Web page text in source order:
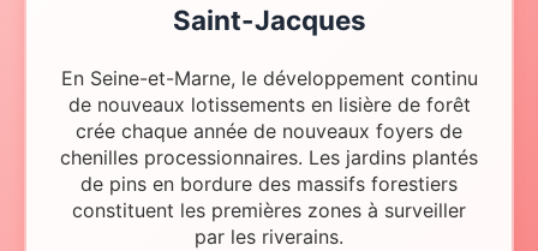
Saint-Jacques
En Seine-et-Marne, le développement continu
de nouveaux lotissements en lisière de forêt
crée chaque année de nouveaux foyers de
chenilles processionnaires. Les jardins plantés
de pins en bordure des massifs forestiers
constituent les premières zones à surveiller
par les riverains.